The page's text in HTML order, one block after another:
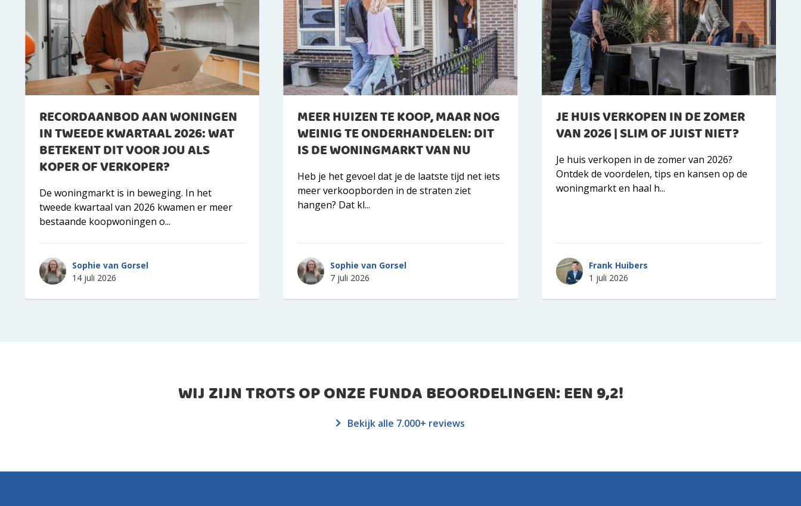
RECORDAANBOD AAN WONINGEN
IN TWEEDE KWARTAAL 2026: WAT
BETEKENT DIT VOOR JOU ALS
KOPER OF VERKOPER?
De woningmarkt is in beweging. In het
tweede kwartaal van 2026 kwamen er meer
bestaande koopwoningen o...
Sophie van Gorsel
14 juli 2026
MEER HUIZEN TE KOOP, MAAR NOG
WEINIG TE ONDERHANDELEN: DIT
IS DE WONINGMARKT VAN NU
Heb je het gevoel dat je de laatste tijd net iets
meer verkoopborden in de straten ziet
hangen? Dat kl...
Sophie van Gorsel
7 juli 2026
JE HUIS VERKOPEN IN DE ZOMER
VAN 2026 | SLIM OF JUIST NIET?
Je huis verkopen in de zomer van 2026?
Ontdek de voordelen, tips en kansen op de
woningmarkt en haal h...
Frank Huibers
1 juli 2026
WIJ ZIJN TROTS OP ONZE FUNDA BEOORDELINGEN: EEN9,2!
Bekijk alle 7.000+ reviews